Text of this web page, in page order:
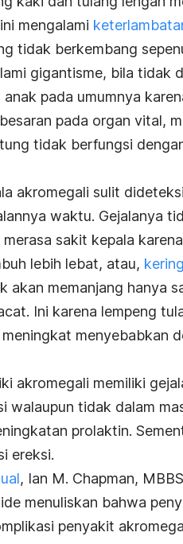
mengalami
tidak berkembang
gigantisme, bila tidak
pada umumnya
pada organ vital,
tidak berfungsi
akromegali sulit
waktu. Gejalanya
sakit kepala
lebih lebat, atau,
akan memanjang hanya
Ini karena lempeng
menyebabkan
akromegali memiliki
walaupun tidak dalam
prolaktin.
ereksi.
, Ian M. Chapman,
menuliskan bahwa
penyakit